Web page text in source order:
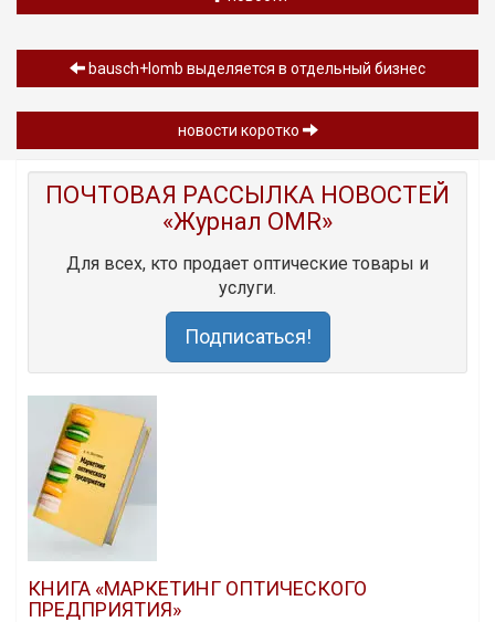
bausch+lomb выделяется в отдельный бизнес
новости коротко
ПОЧТОВАЯ РАССЫЛКА НОВОСТЕЙ
«Журнал OMR»
Для всех, кто продает оптические товары и
услуги.
Подписаться!
КНИГА «МАРКЕТИНГ ОПТИЧЕСКОГО
ПРЕДПРИЯТИЯ»